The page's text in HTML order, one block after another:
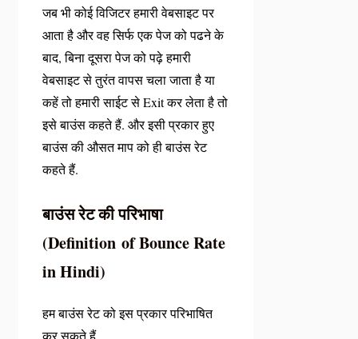
जब भी कोई विजिटर हमारी वेबसाइट पर
आता है और वह सिर्फ एक पेज को पढने के
बाद, बिना दूसरा पेज को पढ़े हमारी
वेबसाइट से तुरंत वापस चला जाता है या
कहें तो हमारी साईट से Exit कर लेता है तो
इसे बाउंस कहते हैं. और इसी प्रकार हुए
बाउंस की औसत माप को ही बाउंस रेट
कहते हैं.
बाउंस रेट की परिभाषा
(Definition of Bounce Rate
in Hindi)
हम बाउंस रेट को इस प्रकार परिभाषित
कर सकते हैं.